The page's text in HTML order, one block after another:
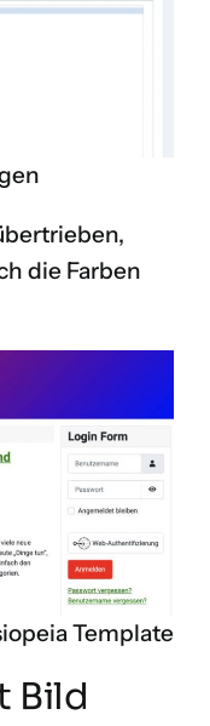
die Farben
Template
Bild